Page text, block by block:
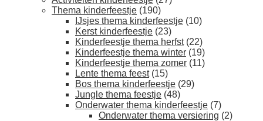
Thema kinderfeestje (190)
IJsjes thema kinderfeestje (10)
Kerst kinderfeestje (23)
Kinderfeestje thema herfst (22)
Kinderfeestje thema winter (19)
Kinderfeestje thema zomer (11)
Lente thema feest (15)
Bos thema kinderfeestje (29)
Jungle thema feestje (48)
Onderwater thema kinderfeestje (7)
Onderwater thema versiering (2)